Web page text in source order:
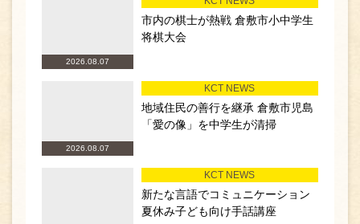
2026.08.07
市内の棋士が熱戦 倉敷市小中学生
将棋大会
2026.08.07
KCT NEWS
地域住民の善行を継承 倉敷市児島
「愛の像」を中学生が清掃
KCT NEWS
新たな言語でコミュニケーション
夏休み子ども向け手話講座